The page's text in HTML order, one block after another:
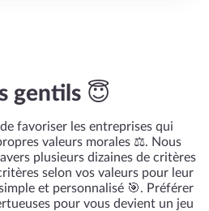
gentils 😇
favoriser les entreprises qui
valeurs morales ⚖️. Nous
plusieurs dizaines de critères
selon vos valeurs pour leur
et personnalisé 🎯. Préférer
pour vous devient un jeu